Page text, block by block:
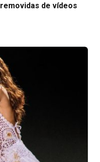
de vídeos